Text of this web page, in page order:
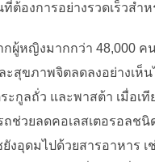
องการอย่างรวดเร็วสำ
ผู้หญิงมากกว่า 48,000
สุขภาพจิตลดลงอย่างเห็
ะกูลถั่ว และพาสต้า เมื่อ
ช่วยลดคอเลสเตอรอลช
อุดมไปด้วยสารอาหาร